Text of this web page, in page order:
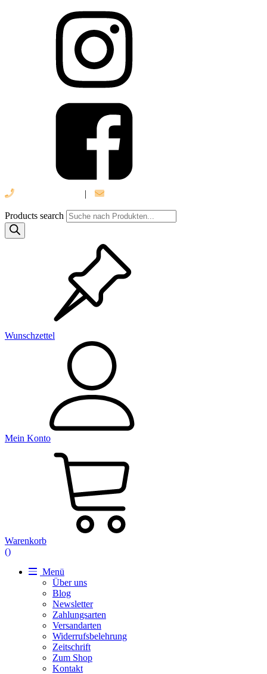
|
Products search
Wunschzettel
Mein Konto
Warenkorb
()
Menü
Über uns
Blog
Newsletter
Zahlungsarten
Versandarten
Widerrufsbelehrung
Zeitschrift
Zum Shop
Kontakt